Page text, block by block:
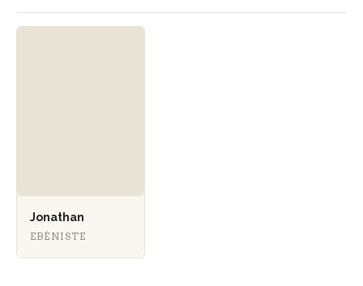
Jonathan
EBÉNISTE